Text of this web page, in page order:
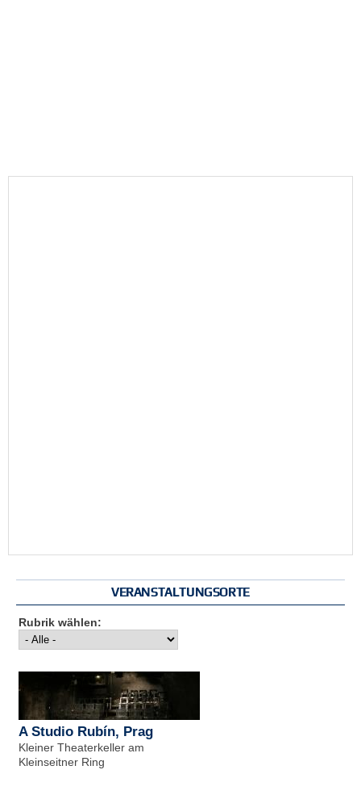
VERANSTALTUNGSORTE
Rubrik wählen:
A Studio Rubín, Prag
Kleiner Theaterkeller am
Kleinseitner Ring